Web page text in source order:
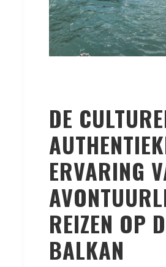
DE
ERVARING
REIZEN OP
BALKAN